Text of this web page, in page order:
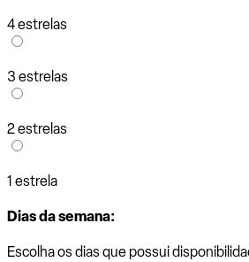
4 estrelas
3 estrelas
2 estrelas
1 estrela
Dias da semana:
Escolha os dias que possui